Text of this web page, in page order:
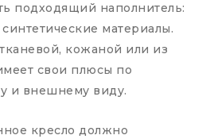
подходящий наполнитель:
материалы.
кожаной или из
свои плюсы по
и внешнему виду.
кресло должно